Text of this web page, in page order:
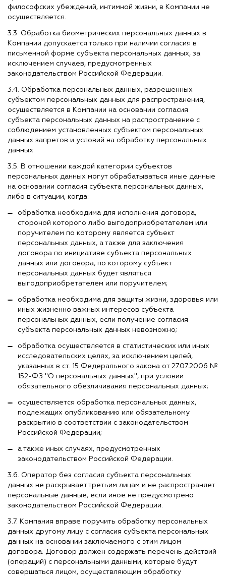
философских убеждений, интимной жизни, в Компании не
осуществляется.
3.3. Обработка биометрических персональных данных в
Компании допускается только при наличии согласия в
письменной форме субъекта персональных данных, за
исключением случаев, предусмотренных
законодательством Российской Федерации.
3.4. Обработка персональных данных, разрешенных
субъектом персональных данных для распространения,
осуществляется в Компании на основании согласия
субъекта персональных данных на распространение с
соблюдением установленных субъектом персональных
данных запретов и условий на обработку персональных
данных.
3.5. В отношении каждой категории субъектов
персональных данных могут обрабатываться иные данные
на основании согласия субъекта персональных данных,
либо в ситуации, когда:
обработка необходима для исполнения договора,
стороной которого либо выгодоприобретателем или
поручителем по которому является субъект
персональных данных, а также для заключения
договора по инициативе субъекта персональных
данных или договора, по которому субъект
персональных данных будет являться
выгодоприобретателем или поручителем;
обработка необходима для защиты жизни, здоровья или
иных жизненно важных интересов субъекта
персональных данных, если получение согласия
субъекта персональных данных невозможно;
обработка осуществляется в статистических или иных
исследовательских целях, за исключением целей,
указанных в ст. 15 Федерального закона от 27.07.2006 №
152-ФЗ "О персональных данных", при условии
обязательного обезличивания персональных данных;
осуществляется обработка персональных данных,
подлежащих опубликованию или обязательному
раскрытию в соответствии с законодательством
Российской Федерации;
а также иных случаях, предусмотренных
законодательством Российской Федерации.
3.6. Оператор без согласия субъекта персональных
данных не раскрывает третьим лицам и не распространяет
персональные данные, если иное не предусмотрено
законодательством Российской Федерации.
3.7. Компания вправе поручить обработку персональных
данных другому лицу с согласия субъекта персональных
данных на основании заключаемого с этим лицом
договора. Договор должен содержать перечень действий
(операций) с персональными данными, которые будут
совершаться лицом, осуществляющим обработку